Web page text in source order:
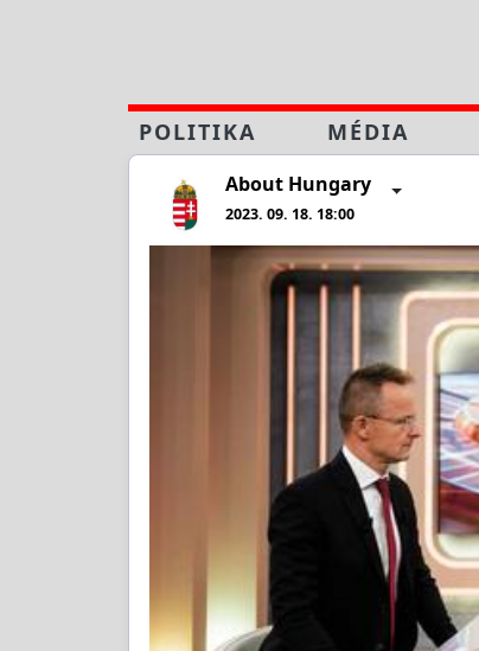
POLITIKA MÉDIA
About Hungary
2023. 09. 18. 18:00